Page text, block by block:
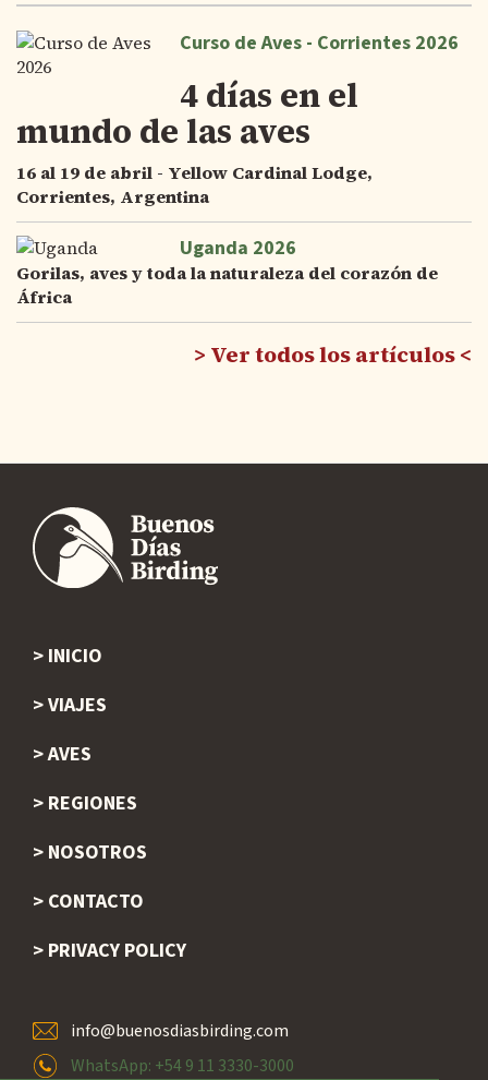
Curso de Aves - Corrientes 2026
4 días en el
mundo de las aves
16 al 19 de abril - Yellow Cardinal Lodge,
Corrientes, Argentina
Uganda 2026
Gorilas, aves y toda la naturaleza del corazón de
África
Ver todos los artículos
Footer
INICIO
VIAJES
AVES
REGIONES
NOSOTROS
CONTACTO
PRIVACY POLICY
info@buenosdiasbirding.com
WhatsApp: +54 9 11 3330-3000